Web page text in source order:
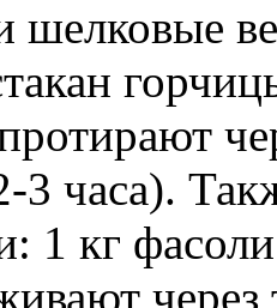
протирают
3 часа).
1 кг